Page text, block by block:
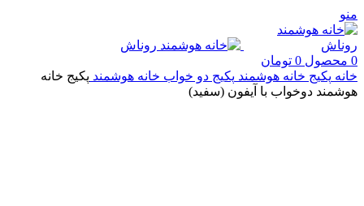
منو
0 محصول 0 تومان
خانه پکیج خانه هوشمند پکیج دو خواب خانه هوشمند پکیج خانه
هوشمند دوخواب با آیفون (سفید)